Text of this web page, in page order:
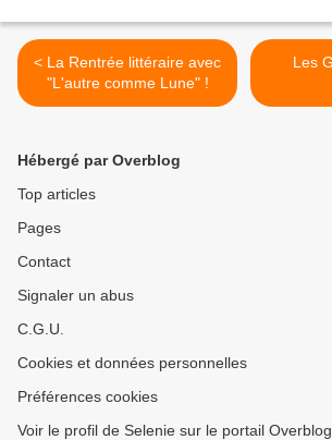
< La Rentrée littéraire avec
"L'autre comme Lune" !
Hébergé par Overblog
Top articles
Pages
Contact
Signaler un abus
C.G.U.
Cookies et données personnelles
Préférences cookies
Voir le profil de Selenie sur le portail Overblog